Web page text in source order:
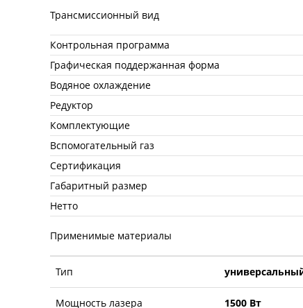
Трансмиссионный вид
Контрольная программа
Графическая поддержанная форма
Водяное охлаждение
Редуктор
Комплектующие
Вспомогательный газ
Сертификация
Габаритный размер
Нетто
Применимые материалы
Тип
Мощность лазера 1500 Вт